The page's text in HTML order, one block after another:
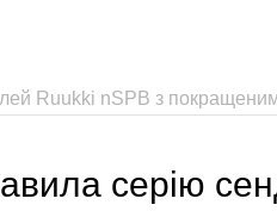
Ruukki nSPB з
серію